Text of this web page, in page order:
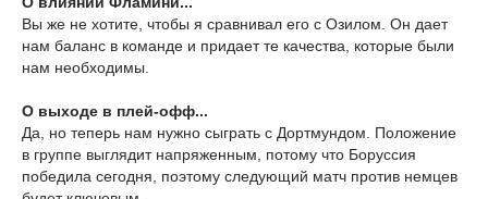
Вы же не хотите, чтобы я сравнивал его с Озилом. Он дает
нам баланс в команде и придает те качества, которые были
нам необходимы.
О выходе в плей-офф...
Да, но теперь нам нужно сыграть с Дортмундом. Положение
в группе выглядит напряженным, потому что Боруссия
победила сегодня, поэтому следующий матч против немцев